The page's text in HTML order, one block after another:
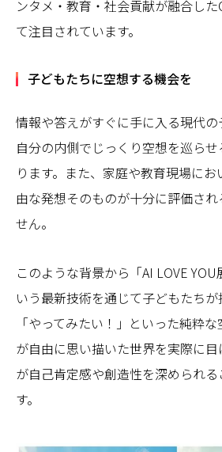
ンタメ・教育・社会貢献が融合した
て注目されています。
子どもたちに空想する機会を
情報や答えがすぐに手に入る現代の
自分の内側でじっくり空想を巡ら
ります。また、家庭や教育現場に
由な発想そのものが十分に評価さ
せん。
このような背景から「AI LOVE
いう最新技術を通じて子どもたちが
「やってみたい！」といった純粋
が自由に思い描いた世界を実際に
が自己肯定感や創造性を深められ
す。